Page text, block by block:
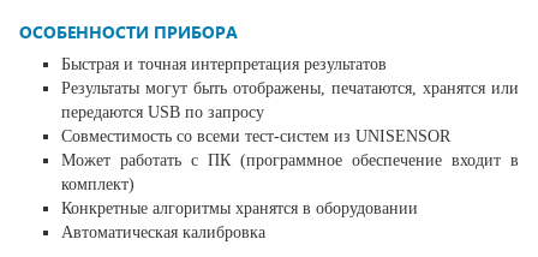
ОСОБЕННОСТИ ПРИБОРА
Быстрая и точная интерпретация результатов
Результаты могут быть отображены, печатаются, хранятся или
передаются USB по запросу
Совместимость со всеми тест-систем из UNISENSOR
Может работать с ПК (программное обеспечение входит в
комплект)
Конкретные алгоритмы хранятся в оборудовании
Автоматическая калибровка